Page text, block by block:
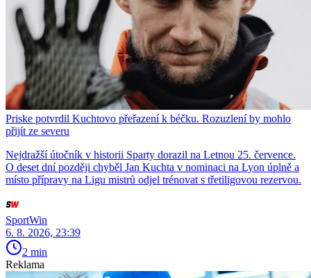
Priske potvrdil Kuchtovo přeřazení k béčku. Rozuzlení by mohlo
přijít ze severu
Nejdražší útočník v historii Sparty dorazil na Letnou 25. července.
O deset dní později chyběl Jan Kuchta v nominaci na Lyon úplně a
místo přípravy na Ligu mistrů odjel trénovat s třetiligovou rezervou.
SportWin
6. 8. 2026, 23:39
2 min
Reklama